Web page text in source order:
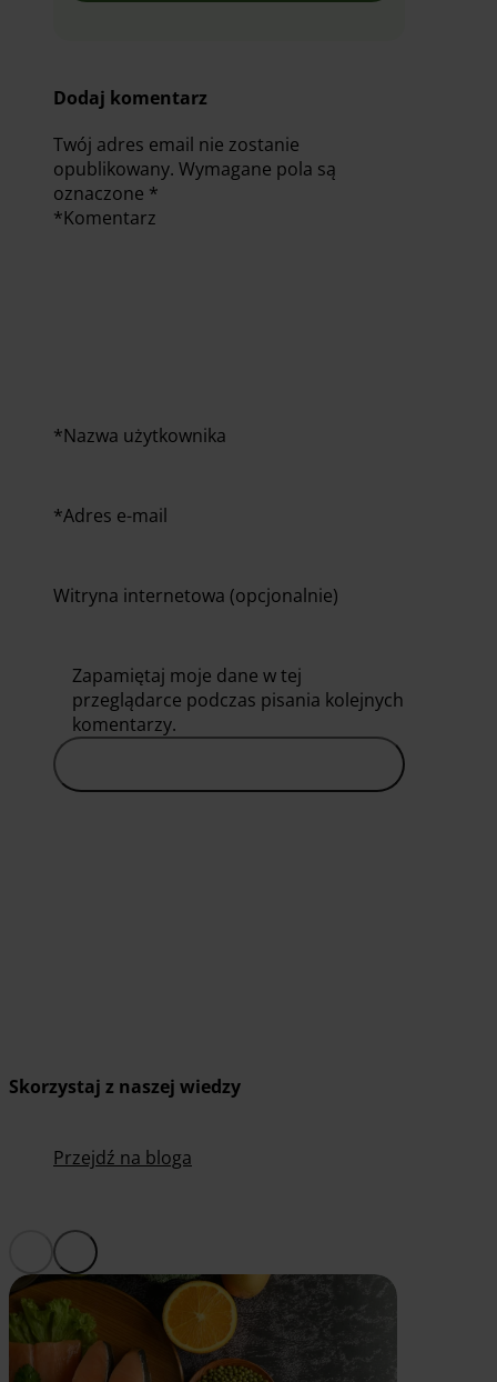
Dodaj komentarz
Twój adres email nie zostanie
opublikowany. Wymagane pola są
oznaczone *
*Komentarz
*Nazwa użytkownika
*Adres e-mail
Witryna internetowa (opcjonalnie)
Zapamiętaj moje dane w tej
przeglądarce podczas pisania kolejnych
komentarzy.
Skorzystaj z naszej wiedzy
Przejdź na bloga